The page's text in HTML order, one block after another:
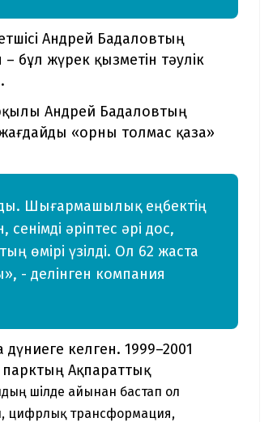
Андрей Бадаловтың
бұл жүрек қызметін тәулік
Андрей Бадаловтың
«орны толмас қаза»
Шығармашылық еңбектің
әріптес әрі дос,
өмірі үзілді. Ол 62 жаста
- делінген компания
келген. 1999–2001
Ақпараттық
шілде айынан бастап ол
цифрлық трансформация,